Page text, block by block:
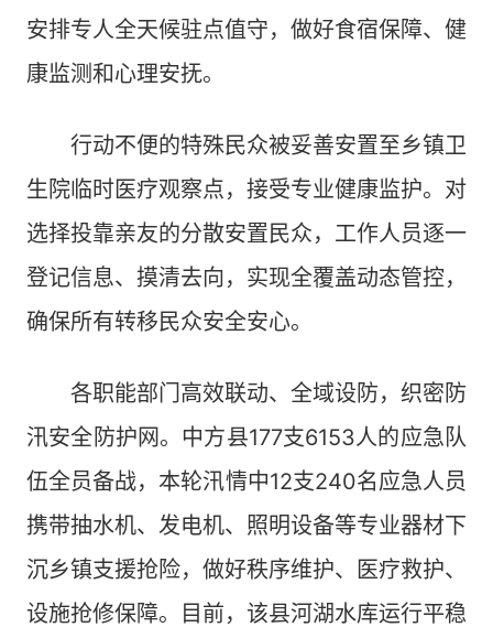
安排专人全天候驻点值守，做好食宿保障、健
康监测和心理安抚。
行动不便的特殊民众被妥善安置至乡镇卫
生院临时医疗观察点，接受专业健康监护。对
选择投靠亲友的分散安置民众，工作人员逐一
登记信息、摸清去向，实现全覆盖动态管控，
确保所有转移民众安全安心。
各职能部门高效联动、全域设防，织密防
汛安全防护网。中方县177支6153人的应急队
伍全员备战，本轮汛情中12支240名应急人员
携带抽水机、发电机、照明设备等专业器材下
沉乡镇支援抢险，做好秩序维护、医疗救护、
设施抢修保障。目前，该县河湖水库运行平稳